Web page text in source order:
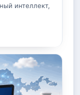
интеллект,